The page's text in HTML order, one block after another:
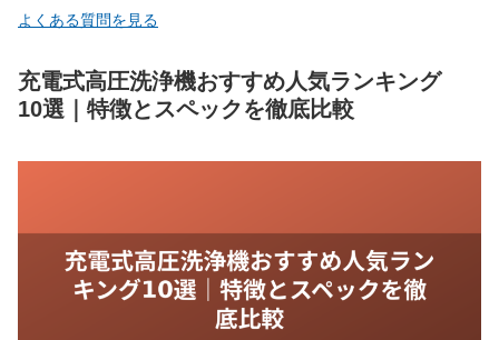
よくある質問を見る
充電式高圧洗浄機おすすめ人気ランキング
10選｜特徴とスペックを徹底比較